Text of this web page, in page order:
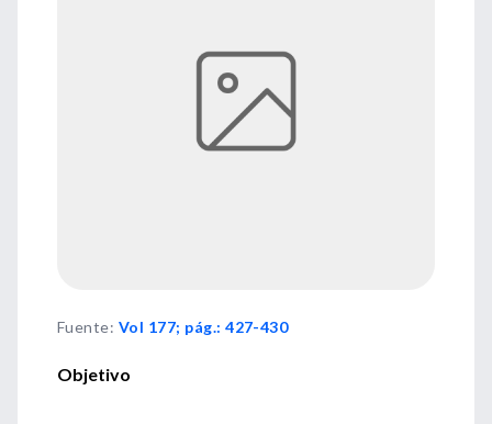
Fuente: Vol 177; pág.: 427-430
Objetivo